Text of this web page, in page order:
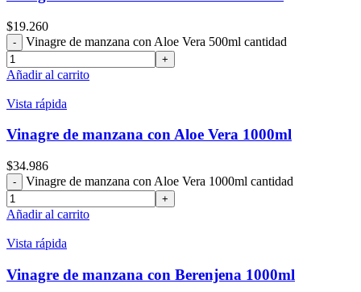
$19.260
Vinagre de manzana con Aloe Vera 500ml cantidad
Añadir al carrito
Vista rápida
Vinagre de manzana con Aloe Vera 1000ml
$34.986
Vinagre de manzana con Aloe Vera 1000ml cantidad
Añadir al carrito
Vista rápida
Vinagre de manzana con Berenjena 1000ml